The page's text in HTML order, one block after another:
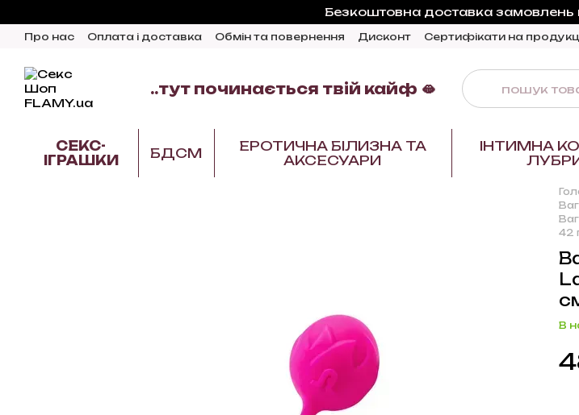
Безкоштовна доставка
Про нас Оплата і доставка Обмін та повернення Дисконт
Сертифікати на
..тут починається твій кайф 🫦
СЕКС-
ІГРАШКИ
БДСМ
ЕРОТИЧНА БІЛИЗНА ТА
АКСЕСУАРИ
ІНТИМНА
42
В